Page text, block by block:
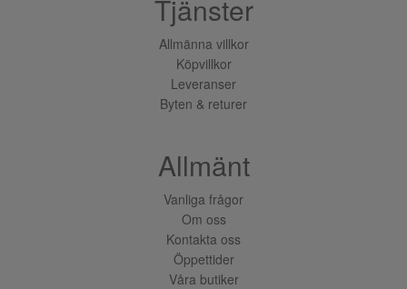
Tjänster
Allmänna villkor
Köpvillkor
Leveranser
Byten & returer
Allmänt
Vanliga frågor
Om oss
Kontakta oss
Öppettider
Våra butiker